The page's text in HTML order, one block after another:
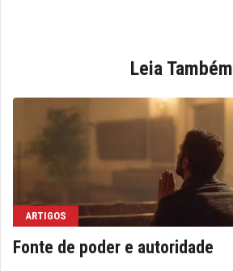
Leia Também
ARTIGOS
Fonte de poder e autoridade